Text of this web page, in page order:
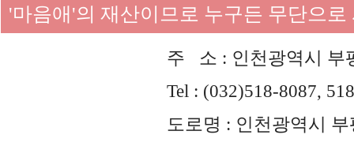
'마음애'의 재산이므로 누구든 무단으
주 소 : 인천광역시 부
Tel : (032)518-8087,
도로명 : 인천광역시